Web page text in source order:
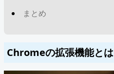
まとめ
Chromeの拡張機能とは